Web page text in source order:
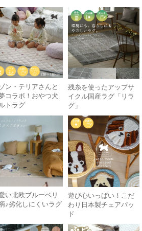
ン・テリアさんと
コラボ！おやつ犬
トラグ
残糸を使ったアップサ
イクル国産ラグ「リラ
グ」
い北欧ブルーベリ
♪劣化しにくいラグ
遊び心いっぱい！こだ
わり日本製チェアパッ
ド